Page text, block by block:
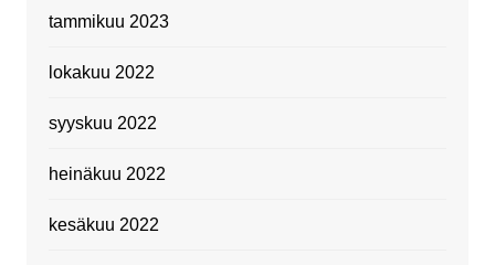
tammikuu 2023
lokakuu 2022
syyskuu 2022
heinäkuu 2022
kesäkuu 2022